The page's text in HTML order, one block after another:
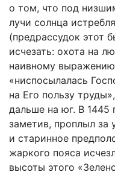
о том, что под
лучи солнца
(предрассудок этот
исчезать: охота на
наивному
«ниспосылалась
на Его пользу
дальше на юг. В
заметив, проплыл за
и старинное
жаркого пояса
высоты этого